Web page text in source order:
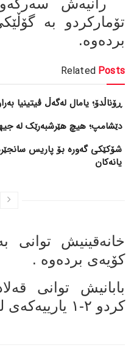
تۆمارکردو بە
بردەوە.
Related Posts
ڕۆناڵدۆ؛ یامال لەگەڵ ڤیتینیا
دێشامپ؛ هیچ هێرشبەرێک لە
شۆکێکی گەورە بۆ پاریس
یانەکان
خانەقینیش توانی
کۆیەی بردەوە .
بابانیش توانی
کردو ٢-١ یارییەکەی لێ بردەوە .